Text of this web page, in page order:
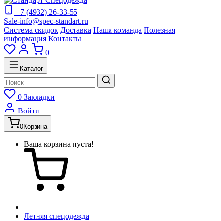
+7 (4932) 26-33-55
Sale-info@spec-standart.ru
Система скидок Доставка Наша команда Полезная
информация Контакты
0
Каталог
0 Закладки
Войти
0Корзина
Ваша корзина пуста!
Летняя спецодежда